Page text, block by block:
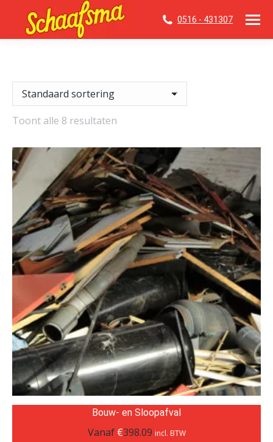
0516 - 431307
Toont alle 8 resultaten
Bouw- en Sloopafval
Vanaf €398.09 incl. BTW